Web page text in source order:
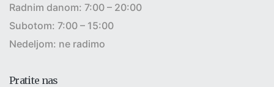
Radnim danom: 7:00 – 20:00
Subotom: 7:00 – 15:00
Nedeljom: ne radimo
Pratite nas